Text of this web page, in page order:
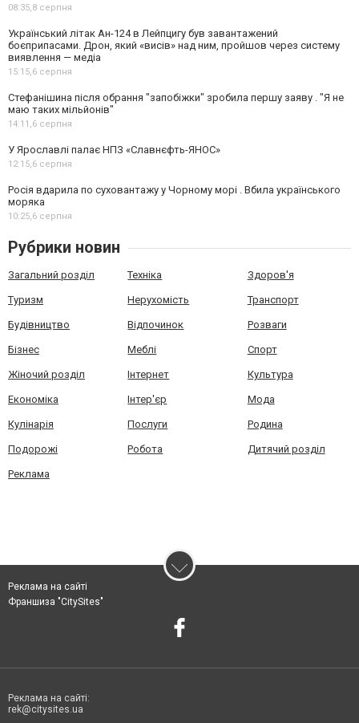
08:35,8 серпня
Український літак Ан-124 в Лейпцигу був завантажений
боєприпасами. Дрон, який «висів» над ним, пройшов через систему
виявлення — медіа
15:15,6 серпня
Стефанішина після обрання "запобіжки" зробила першу заяву . "Я не
маю таких мільйонів"
14:11,6 серпня
У Ярославлі палає НПЗ «Славнєфть-ЯНОС»
12:15,6 серпня
Росія вдарила по суховантажу у Чорному морі . Вбила українського
моряка
10:25,6 серпня
Рубрики новин
Загальний розділ Техніка Здоров'я
Туризм Нерухомість Транспорт
Будівництво Відпочинок Розваги
Бізнес Меблі Спорт
Жіночий розділ Інтернет Культура
Економіка Інтер'єр Мода
Кулінарія Послуги Родина
Подорожі Робота Дитячий розділ
Реклама
Реклама на сайті
Франшиза "CitySites"
Реклама на сайті:
rek@citysites.ua